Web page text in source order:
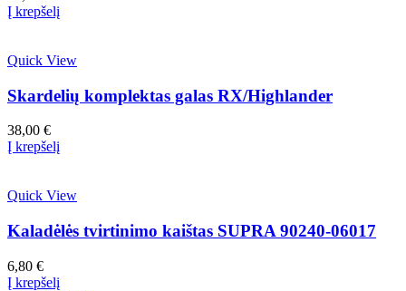
Į krepšelį
Quick View
Skardelių komplektas galas RX/Highlander
38,00 €
Į krepšelį
Quick View
Kaladėlės tvirtinimo kaištas SUPRA 90240-06017
6,80 €
Į krepšelį